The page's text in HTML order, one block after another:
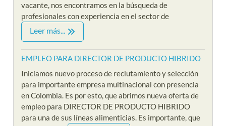
vacante, nos encontramos en la búsqueda de
profesionales con experiencia en el sector de
Leer más...
EMPLEO PARA DIRECTOR DE PRODUCTO HIBRIDO
Iniciamos nuevo proceso de reclutamiento y selección
para importante empresa multinacional con presencia
en Colombia. Es por esto, que abrimos nueva oferta de
empleo para DIRECTOR DE PRODUCTO HIBRIDO
para una de sus líneas alimenticias. Es importante, que